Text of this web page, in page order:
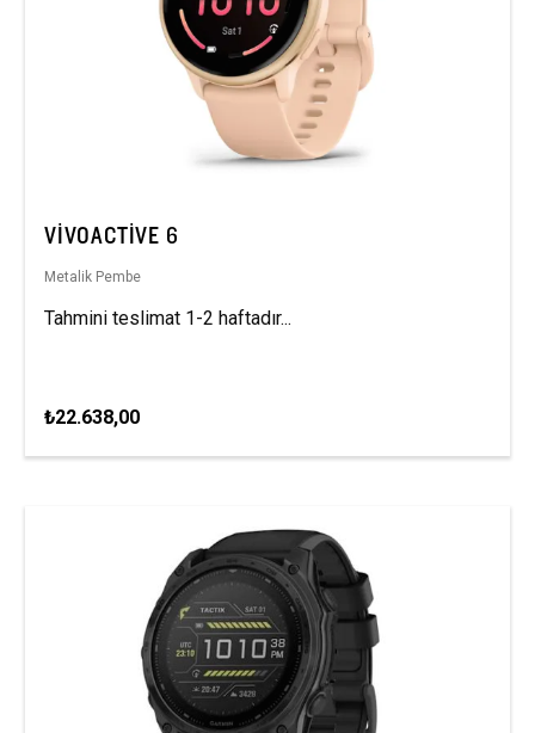
VIVOACTIVE 6
Metalik Pembe
Tahmini teslimat 1-2 haftadır...
₺22.638,00